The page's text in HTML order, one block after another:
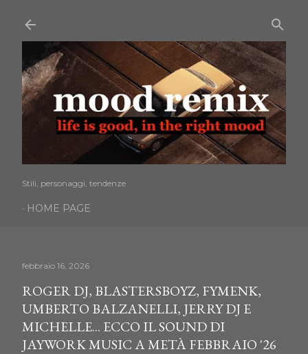
Stili, personaggi, tendenze
HOME PAGE
febbraio 16, 2026
ROGER DJ, BLASTERSBOYZ, FYMENK,
UMBERTO BALZANELLI, JERRY DJ E
MICHELLE... ECCO IL SOUND DI
JAYWORK MUSIC A METÀ FEBBRAIO '26